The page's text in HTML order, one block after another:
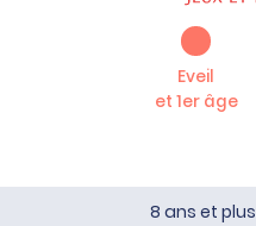
Eveil
et 1er âge
8 ans et plus